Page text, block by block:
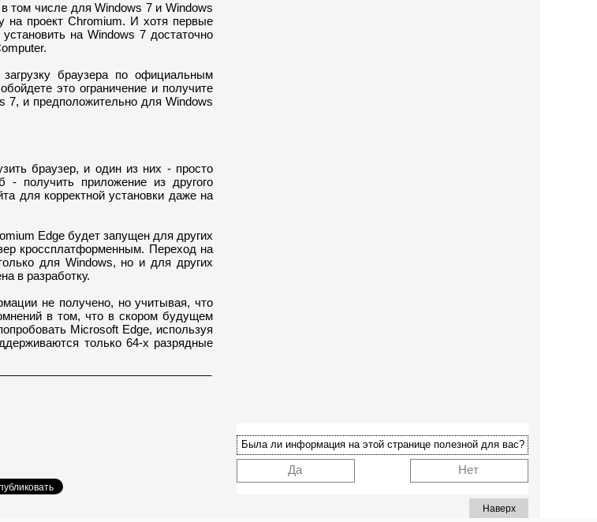
том числе для Windows 7 и Windows
на проект Chromium. И хотя первые
на Windows 7 достаточно
браузера по официальным
это ограничение и получите
7, и предположительно для Windows
браузер, и один из них - просто
- получить приложение из другого
для корректной установки даже на
Edge будет запущен для других
кроссплатформенным. Переход на
для Windows, но и для других
в разработку.
не получено, но учитывая, что
в том, что в скором будущем
Microsoft Edge, используя
только 64-х разрядные
Наверх
Нет
Да
Была ли информация на этой странице полезной для вас?